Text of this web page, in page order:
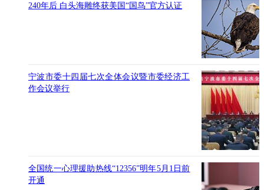
240年后 白头海雕终获美国“国鸟”官方认证
宁波市委十四届七次全体会议暨市委经济工
作会议举行
全国统一心理援助热线“12356”明年5月1日前
开通